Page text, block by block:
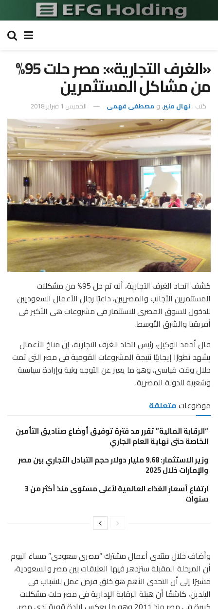
«الغرف التجارية»: مصر حلت 95%
من مشاكل المستثمرين
كتب : نهال منير. و مصطفى فهمى الخميس 1 فبراير 2018
كشف اتحاد الغرف التجارية، أنه تم حل 95% من مشكلات
المستثمرين الأجانب والمصريين، داعيًا رجال الأعمال السعوديين
للدخول للسوق المصرى للاستثمار فى مشروعات هى الأكبر فى
أفريقيا والشرق الأوسط.
قال أحمد الوكيل، رئيس اتحاد الغرف التجارية، إن مناخ الأعمال
يشهد تطورًا إيجابيًا نتيجة المشروعات القومية فى مصر التى تمت
خلال وقت قياسى، وهو ما يعبر عن التوجه ونية وإرادة سياسية
وشعبية للدولة المصرية.
موضوعاتمتعلقة
“الرقابة المالية” تقرر مد فترة توفيق أوضاع صناديق التأمين
الخاصة حتى نهاية العام الجاري
وزير الاستثمار: 9.68 مليار دولار حجم التبادل التجاري بين مصر
والإمارات خلال 2025
ارتفاع أسعار الغذاء العالمية لأعلى مستوى منذ أكثر من 3
سنوات
وأضاف خلال منتدى أعمال مشترك “مصرى سعودى” مساء اليوم
أن المرحلة المقبلة ستزدهر فيها العلاقات بين مصر والسعودية،
مشيرًا إلى أن التحدى الأهم هو خلق فرص عمل للشباب فى
البلدين، كاشفًا أن هيئة الرقابة الإدارية فى مصر حلت مشكلات